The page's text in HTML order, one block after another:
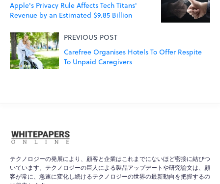
Apple's Privacy Rule Affects Tech Titans'
Revenue by an Estimated $9.85 Billion
PREVIOUS POST
Carefree Organises Hotels To Offer Respite
To Unpaid Caregivers
テクノロジーの発展により、顧客と企業はこれまでにないほど密接に結びつ
いています。テクノロジーの巨人による製品アップデートや研究論文は、顧
客が常に、急速に変化し続けるテクノロジーの世界の最新動向を把握するの